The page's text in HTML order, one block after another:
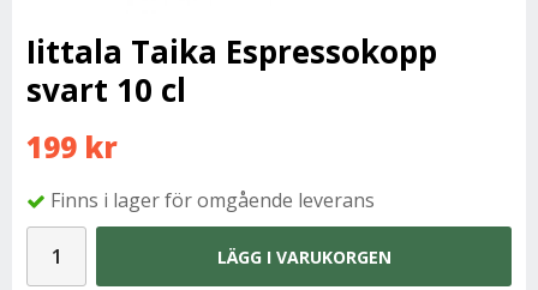
Iittala Taika Espressokopp
svart 10 cl
199 kr
Finns i lager för omgående leverans
LÄGG I VARUKORGEN